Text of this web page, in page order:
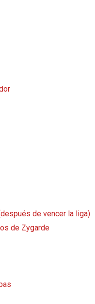
de vencer la liga)
de Zygarde